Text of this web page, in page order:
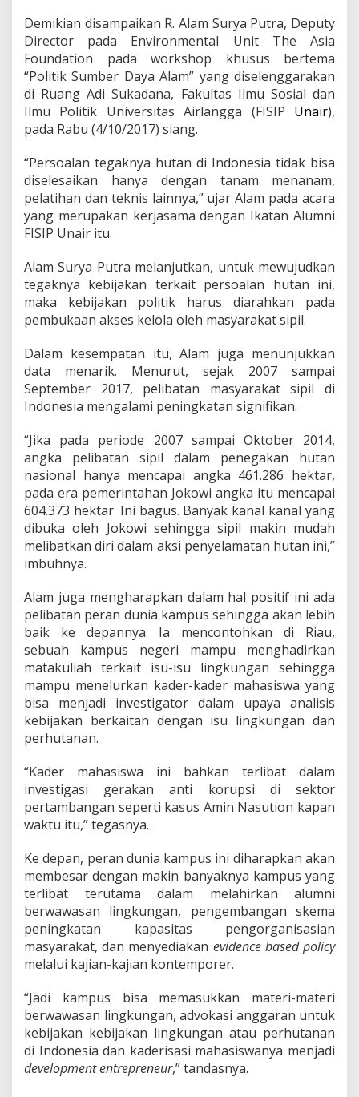
t
u
h
a
n
D
a
l
m
"
P
l
i
k
S
D
n
o
n
i
a
Demikian disampaikan R. Alam Surya Putra, Deputy
Director pada Environmental Unit The Asia
Foundation pada workshop khusus bertema
“Politik Sumber Daya Alam” yang diselenggarakan
di Ruang Adi Sukadana, Fakultas Ilmu Sosial dan
Ilmu Politik Universitas Airlangga (FISIP Unair),
pada Rabu (4/10/2017) siang.
“Persoalan tegaknya hutan di Indonesia tidak bisa
diselesaikan hanya dengan tanam menanam,
pelatihan dan teknis lainnya,” ujar Alam pada acara
yang merupakan kerjasama dengan Ikatan Alumni
FISIP Unair itu.
Alam Surya Putra melanjutkan, untuk mewujudkan
tegaknya kebijakan terkait persoalan hutan ini,
maka kebijakan politik harus diarahkan pada
pembukaan akses kelola oleh masyarakat sipil.
Dalam kesempatan itu, Alam juga menunjukkan
data menarik. Menurut, sejak 2007 sampai
September 2017, pelibatan masyarakat sipil di
Indonesia mengalami peningkatan signifikan.
“Jika pada periode 2007 sampai Oktober 2014,
angka pelibatan sipil dalam penegakan hutan
nasional hanya mencapai angka 461.286 hektar,
pada era pemerintahan Jokowi angka itu mencapai
604.373 hektar. Ini bagus. Banyak kanal kanal yang
dibuka oleh Jokowi sehingga sipil makin mudah
melibatkan diri dalam aksi penyelamatan hutan ini,”
imbuhnya.
Alam juga mengharapkan dalam hal positif ini ada
pelibatan peran dunia kampus sehingga akan lebih
baik ke depannya. Ia mencontohkan di Riau,
sebuah kampus negeri mampu menghadirkan
matakuliah terkait isu-isu lingkungan sehingga
mampu menelurkan kader-kader mahasiswa yang
bisa menjadi investigator dalam upaya analisis
kebijakan berkaitan dengan isu lingkungan dan
perhutanan.
“Kader mahasiswa ini bahkan terlibat dalam
investigasi gerakan anti korupsi di sektor
pertambangan seperti kasus Amin Nasution kapan
waktu itu,” tegasnya.
Ke depan, peran dunia kampus ini diharapkan akan
membesar dengan makin banyaknya kampus yang
terlibat terutama dalam melahirkan alumni
berwawasan lingkungan, pengembangan skema
peningkatan kapasitas pengorganisasian
masyarakat, dan menyediakan evidence based policy
melalui kajian-kajian kontemporer.
“Jadi kampus bisa memasukkan materi-materi
berwawasan lingkungan, advokasi anggaran untuk
kebijakan kebijakan lingkungan atau perhutanan
di Indonesia dan kaderisasi mahasiswanya menjadi
development entrepreneur,” tandasnya.